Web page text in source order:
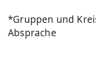
*Gruppen und
Absprache